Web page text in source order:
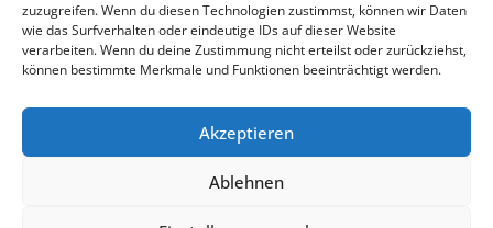
zuzugreifen. Wenn du diesen Technologien zustimmst, können wir Daten
wie das Surfverhalten oder eindeutige IDs auf dieser Website
verarbeiten. Wenn du deine Zustimmung nicht erteilst oder zurückziehst,
können bestimmte Merkmale und Funktionen beeinträchtigt werden.
Akzeptieren
Ablehnen
Datenschutzerklärung